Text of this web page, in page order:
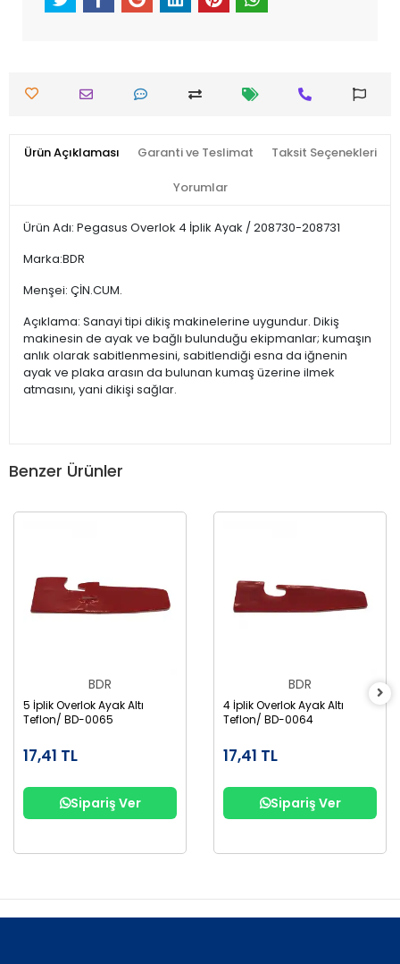
Ürün Açıklaması Garanti ve Teslimat Taksit Seçenekleri
Yorumlar
Ürün Adı: Pegasus Overlok 4 İplik Ayak / 208730-208731
Marka:BDR
Menşei: ÇİN.CUM.
Açıklama: Sanayi tipi dikiş makinelerine uygundur. Dikiş
makinesin de ayak ve bağlı bulunduğu ekipmanlar; kumaşın
anlık olarak sabitlenmesini, sabitlendiği esna da iğnenin
ayak ve plaka arasın da bulunan kumaş üzerine ilmek
atmasını, yani dikişi sağlar.
Benzer Ürünler
BDR
5 İplik Overlok Ayak Altı
Teflon/ BD-0065
17,41 TL
Sipariş Ver
BDR
4 İplik Overlok Ayak Altı
Teflon/ BD-0064
17,41 TL
Sipariş Ver